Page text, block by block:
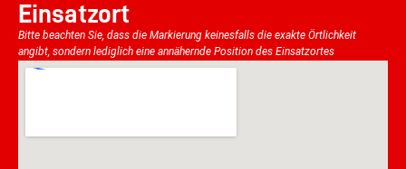
Einsatzort
Bitte beachten Sie, dass die Markierung keinesfalls die exakte Örtlichkeit
angibt, sondern lediglich eine annähernde Position des Einsatzortes